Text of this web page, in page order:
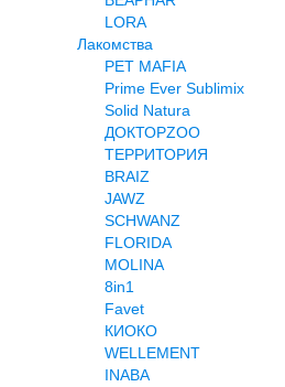
LORA
Лакомства
PET MAFIA
Prime Ever Sublimix
Solid Natura
ДОКТОРZOO
ТЕРРИТОРИЯ
BRAIZ
JAWZ
SCHWANZ
FLORIDA
MOLINA
8in1
Favet
КИОКО
WELLEMENT
INABA